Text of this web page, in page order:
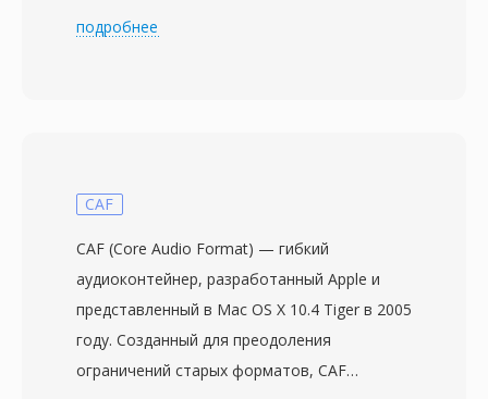
SNDT включают краткий заголовок с
беззнаковые PCM, обычно при 8000-22050
простой рекордер и плеер волновых форм,
часто распространяемый как shareware или
в комплекте с драйверами звуковых карт.
Ключевое преимущество перед
конкурирующими DOS-аудиоформатами —
подробнее
CAF
CAF (Core Audio Format) — гибкий
аудиоконтейнер, разработанный Apple и
представленный в Mac OS X 10.4 Tiger в 2005
году. Созданный для преодоления
ограничений старых форматов, CAF